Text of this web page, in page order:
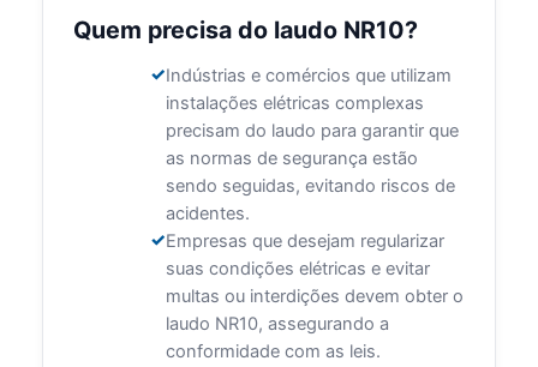
Quem precisa do laudo NR10?
Indústrias e comércios que utilizam
instalações elétricas complexas
precisam do laudo para garantir que
as normas de segurança estão
sendo seguidas, evitando riscos de
acidentes.
Empresas que desejam regularizar
suas condições elétricas e evitar
multas ou interdições devem obter o
laudo NR10, assegurando a
conformidade com as leis.